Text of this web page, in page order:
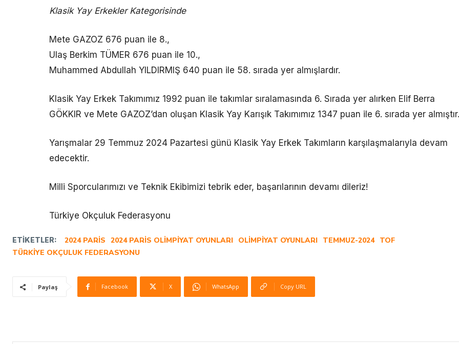
Klasik Yay Erkekler Kategorisinde
Mete GAZOZ 676 puan ile 8.,
Ulaş Berkim TÜMER 676 puan ile 10.,
Muhammed Abdullah YILDIRMIŞ 640 puan ile 58. sırada yer almışlardır.
Klasik Yay Erkek Takımımız 1992 puan ile takımlar sıralamasında 6. Sırada yer alırken Elif Berra
GÖKKIR ve Mete GAZOZ’dan oluşan Klasik Yay Karışık Takımımız 1347 puan ile 6. sırada yer almıştır.
Yarışmalar 29 Temmuz 2024 Pazartesi günü Klasik Yay Erkek Takımların karşılaşmalarıyla devam
edecektir.
Milli Sporcularımızı ve Teknik Ekibimizi tebrik eder, başarılarının devamı dileriz!
Türkiye Okçuluk Federasyonu
ETIKETLER: 2024 PARIS 2024 PARIS OLIMPIYAT OYUNLARI OLIMPIYAT OYUNLARI TEMMUZ-2024 TOF
TÜRKIYE OKÇULUK FEDERASYONU
Paylaş Facebook X WhatsApp Copy URL